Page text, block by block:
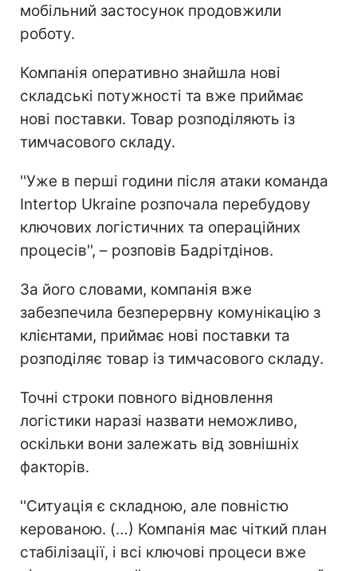
мобільний застосунок продовжили
роботу.
Компанія оперативно знайшла нові
складські потужності та вже приймає
нові поставки. Товар розподіляють із
тимчасового складу.
''Уже в перші години після атаки команда
Intertop Ukraine розпочала перебудову
ключових логістичних та операційних
процесів'', – розповів Бадрітдінов.
За його словами, компанія вже
забезпечила безперервну комунікацію з
клієнтами, приймає нові поставки та
розподіляє товар із тимчасового складу.
Точні строки повного відновлення
логістики наразі назвати неможливо,
оскільки вони залежать від зовнішніх
факторів.
''Ситуація є складною, але повністю
керованою. (…) Компанія має чіткий план
стабілізації, і всі ключові процеси вже